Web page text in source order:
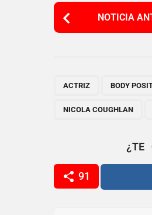
P
o
P
n
a
NOTICIA
ACTRIZ BODY
NICOLA COUGHLAN
¿TE
91